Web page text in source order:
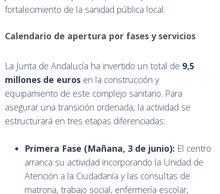
fortalecimiento de la sanidad pública local.
Calendario de apertura por fases y servicios
La Junta de Andalucía ha invertido un total de 9,5
millones de euros en la construcción y
equipamiento de este complejo sanitario. Para
asegurar una transición ordenada, la actividad se
estructurará en tres etapas diferenciadas:
Primera Fase (Mañana, 3 de junio): El centro
arranca su actividad incorporando la Unidad de
Atención a la Ciudadanía y las consultas de
matrona, trabajo social, enfermería escolar,